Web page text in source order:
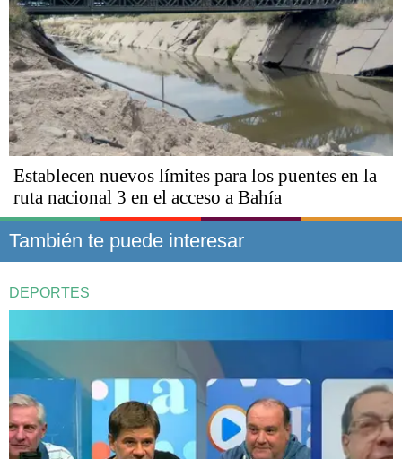
Establecen nuevos límites para los puentes en la
ruta nacional 3 en el acceso a Bahía
También te puede interesar
DEPORTES